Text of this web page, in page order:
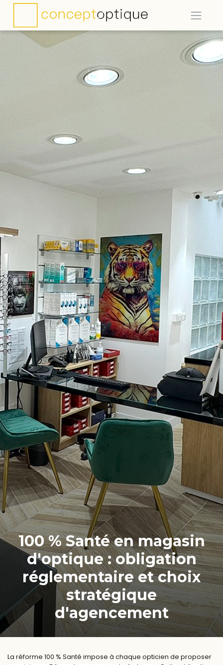
100 % Santé en magasin
d'optique : obligation
réglementaire et choix
stratégique
d'agencement
La réforme 100 % Santé impose à chaque opticien de proposer